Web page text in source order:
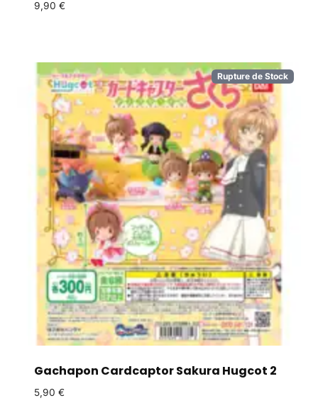
9,90 €
Rupture de Stock
Gachapon Cardcaptor Sakura Hugcot 2
5,90 €